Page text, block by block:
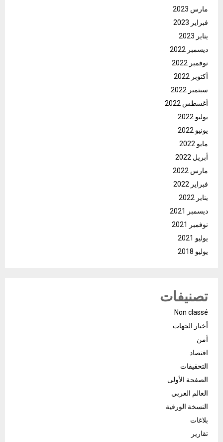
مارس 2023
فبراير 2023
يناير 2023
ديسمبر 2022
نوفمبر 2022
أكتوبر 2022
سبتمبر 2022
أغسطس 2022
يوليو 2022
يونيو 2022
مايو 2022
أبريل 2022
مارس 2022
فبراير 2022
يناير 2022
ديسمبر 2021
نوفمبر 2021
يوليو 2021
يوليو 2018
تصنيفات
Non classé
أخبار الجهات
أمن
اقتصاد
التحقيقات
الصفحة الأولى
العالم العربي
النسخة الورقية
بلاغات
تقارير